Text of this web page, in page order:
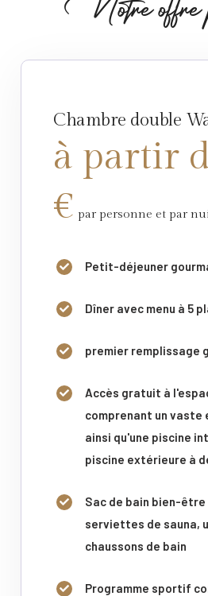
Notreoffre
Chambre double
à partir
€ par personne et par
Petit-déjeuner
Dîner avec menu à 5
premier remplissage
Accès gratuit à
comprenant un vaste
ainsi qu'une piscine
piscine extérieure à
Sac de bain bien-
serviettes de sauna,
chaussons de bain
Programme sportif